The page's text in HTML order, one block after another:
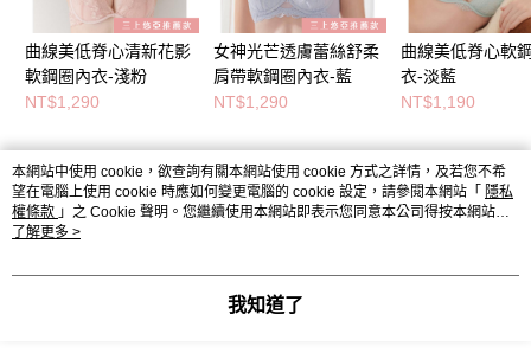
曲線美低脊心清新花影
軟鋼圈內衣-淺粉
NT$1,290
女神光芒透膚蕾絲舒柔
肩帶軟鋼圈內衣-藍
NT$1,290
曲線美低脊心軟
衣-淡藍
NT$1,190
熱門標籤
本網站中使用 cookie，欲查詢有關本網站使用 cookie 方式之詳情，及若您不希
望在電腦上使用 cookie 時應如何變更電腦的 cookie 設定，請參閱本網站「 隱私
權條款 」之 Cookie 聲明。您繼續使用本網站即表示您同意本公司得按本網站使
用條款之 Cookie 聲明使用 cookie。
了解更多 >
我知道了